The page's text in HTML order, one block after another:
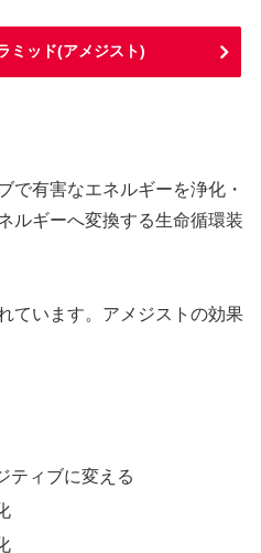
ミッド(アメジスト)
で有害なエネルギーを浄化・
ルギーへ変換する生命循環装
ています。アメジストの効果
ティブに変える